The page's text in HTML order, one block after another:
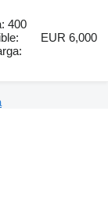
400
EUR 6,000